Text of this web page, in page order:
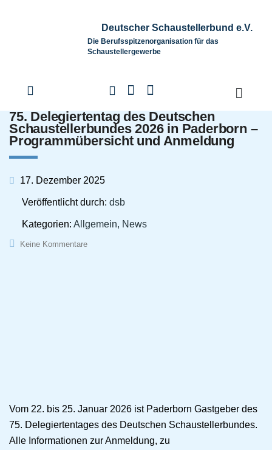
Deutscher Schaustellerbund e.V.
Die Berufsspitzenorganisation für das
Schaustellergewerbe
75. Delegiertentag des Deutschen
Schaustellerbundes 2026 in Paderborn –
Programmübersicht und Anmeldung
17. Dezember 2025
Veröffentlicht durch: dsb
Kategorien: Allgemein, News
Keine Kommentare
Vom 22. bis 25. Januar 2026 ist Paderborn Gastgeber des
75. Delegiertentages des Deutschen Schaustellerbundes.
Alle Informationen zur Anmeldung, zu